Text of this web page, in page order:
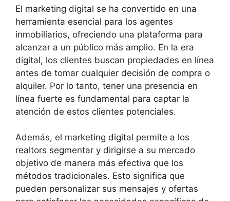
El marketing digital se ha convertido en una
herramienta esencial para los agentes
inmobiliarios, ofreciendo una plataforma para
alcanzar a un público más amplio. En la era
digital, los clientes buscan propiedades en línea
antes de tomar cualquier decisión de compra o
alquiler. Por lo tanto, tener una presencia en
línea fuerte es fundamental para captar la
atención de estos clientes potenciales.
Además, el marketing digital permite a los
realtors segmentar y dirigirse a su mercado
objetivo de manera más efectiva que los
métodos tradicionales. Esto significa que
pueden personalizar sus mensajes y ofertas